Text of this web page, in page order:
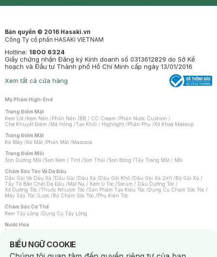
Bản quyền © 2016 Hasaki.vn
Công Ty cổ phần HASAKI VIETNAM
Hotline: 1800 6324
Giấy chứng nhận Đăng ký Kinh doanh số 0313612829 do Sở Kế
hoạch và Đầu tư Thành phố Hồ Chí Minh cấp ngày 13/01/2016
Xem tất cả cửa hàng
Mỹ Phẩm High-End
Trang Điểm Mặt
Kem Lót /Kem Nền /Phấn Nền /BB / CC Cream /Phấn Nước Cushion /
Che Khuyết Điểm /Má Hồng /Tạo Khối / Highlight /Phấn Phủ /Xịt Khoá Makeup
Trang Điểm Mắt
Kẻ Mày /Kẻ Mắt /Phấn Mắt /Mascara
Trang Điểm Môi
Son Dưỡng Môi /Son Kem / Tint /Son Thỏi /Son Bóng /Tẩy Trang Mắt / Môi
Chăm Sóc Tóc Và Da Đầu
Dầu Gội Và Dầu Xả /Dầu Gội /Dầu Xả /Dầu Gội Khô /Dầu Gội Xả 2in1 /Bộ Gội Xả /
Tẩy Tế Bào Chết Da Đầu /Mặt Nạ / Kem Ủ Tóc /Serum / Dầu Dưỡng Tóc /
Xịt Dưỡng Tóc /Thuốc Nhuộm Tóc /Sản Phẩm Tạo Kiểu Tóc /Dụng Cụ Chăm Sóc Tóc /
Máy Sấy Tóc /Lược /Bộ Chăm Sóc Tóc /Phụ Kiện Tóc
Chăm Sóc Cơ Thể
Kem Tẩy Lông /Dụng Cụ Tẩy Lông
Nước Hoa
Nước Hoa Nữ
Chăm Sóc Cá Nhân
Chống Muỗi /Khẩu Trang /Máy Massage/Mặt Nạ Xông Hơi /Nước Rửa Tay/
BIỂU NGỮ COOKIE
Notice about cookies usage